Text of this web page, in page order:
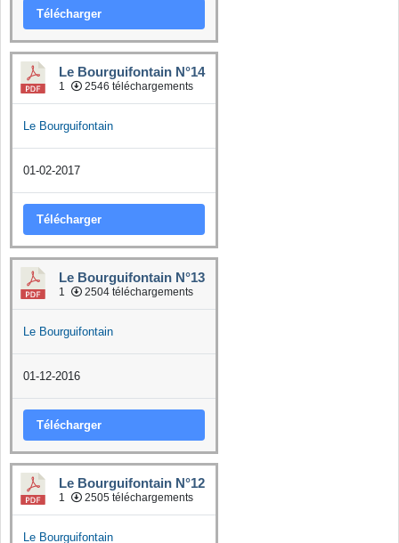
Télécharger
Le Bourguifontain N°14
1 2546 téléchargements
Le Bourguifontain
01-02-2017
Télécharger
Le Bourguifontain N°13
1 2504 téléchargements
Le Bourguifontain
01-12-2016
Télécharger
Le Bourguifontain N°12
1 2505 téléchargements
Le Bourguifontain